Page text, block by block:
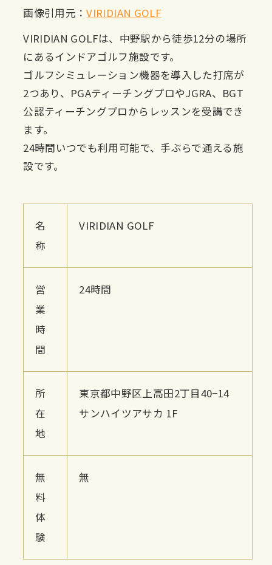
画像引用元：VIRIDIAN GOLF
VIRIDIAN GOLFは、中野駅から徒歩12分の場所
にあるインドアゴルフ施設です。
ゴルフシミュレーション機器を導入した打席が
2つあり、PGAティーチングプロやJGRA、BGT
公認ティーチングプロからレッスンを受講でき
ます。
24時間いつでも利用可能で、手ぶらで通える施
設です。
名
称
VIRIDIAN GOLF
営
業
時
間
24時間
所
在
地
東京都中野区上高田2丁目40−14
サンハイツアサカ 1F
無
料
体
験
無